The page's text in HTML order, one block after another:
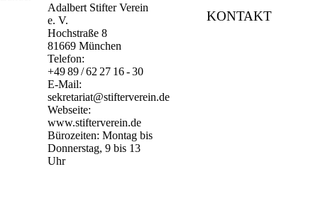
Adalbert Stifter Verein
e. V.
Hochstraße 8
81669 München
Telefon:
+49 89 / 62 27 16 - 30
E-Mail:
sekretariat@stifterverein.de
Webseite:
www.stifterverein.de
Bürozeiten: Montag bis
Donnerstag, 9 bis 13
Uhr
KONTAKT